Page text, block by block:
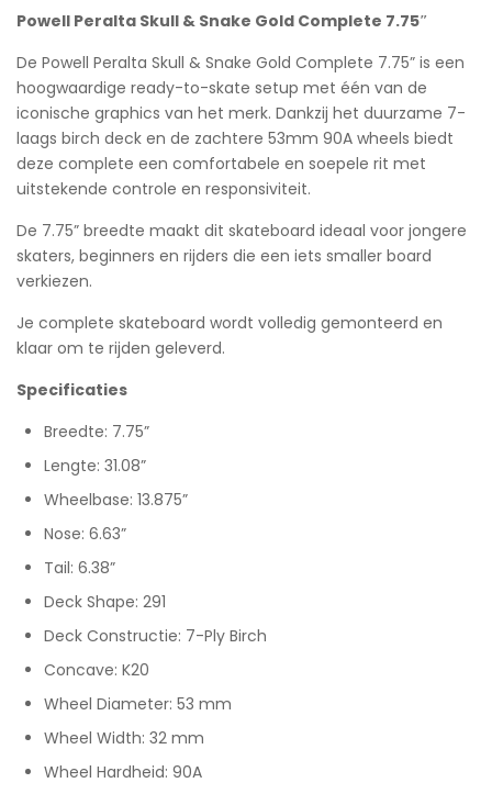
Powell Peralta Skull & Snake Gold Complete 7.75″
De Powell Peralta Skull & Snake Gold Complete 7.75” is een
hoogwaardige ready-to-skate setup met één van de
iconische graphics van het merk. Dankzij het duurzame 7-
laags birch deck en de zachtere 53mm 90A wheels biedt
deze complete een comfortabele en soepele rit met
uitstekende controle en responsiviteit.
De 7.75” breedte maakt dit skateboard ideaal voor jongere
skaters, beginners en rijders die een iets smaller board
verkiezen.
Je complete skateboard wordt volledig gemonteerd en
klaar om te rijden geleverd.
Specificaties
Breedte: 7.75”
Lengte: 31.08”
Wheelbase: 13.875”
Nose: 6.63”
Tail: 6.38”
Deck Shape: 291
Deck Constructie: 7-Ply Birch
Concave: K20
Wheel Diameter: 53 mm
Wheel Width: 32 mm
Wheel Hardheid: 90A